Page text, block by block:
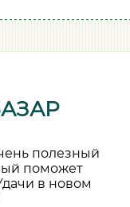
полезный
поможет
в новом